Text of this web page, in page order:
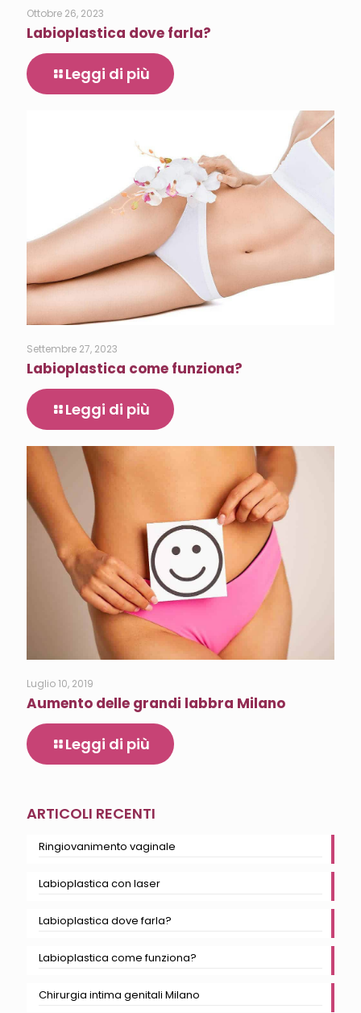
Ottobre 26, 2023
Labioplastica dove farla?
Leggi di più
Settembre 27, 2023
Labioplastica come funziona?
Leggi di più
Luglio 10, 2019
Aumento delle grandi labbra Milano
Leggi di più
ARTICOLI RECENTI
Ringiovanimento vaginale
Labioplastica con laser
Labioplastica dove farla?
Labioplastica come funziona?
Chirurgia intima genitali Milano